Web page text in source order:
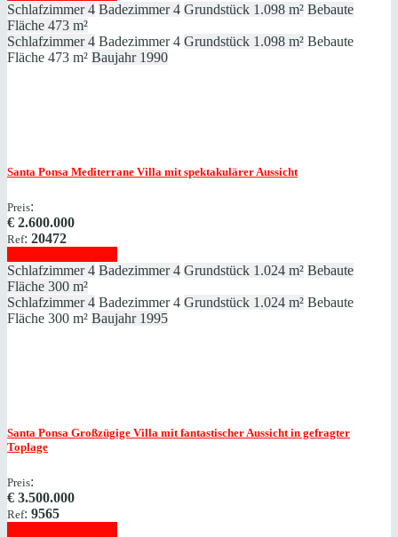
Schlafzimmer 4 Badezimmer 4 Grundstück 1.098 m² Bebaute
Fläche 473 m²
Schlafzimmer 4 Badezimmer 4 Grundstück 1.098 m² Bebaute
Fläche 473 m² Baujahr 1990
Santa Ponsa Mediterrane Villa mit spektakulärer Aussicht
Preis:
€ 2.600.000
Ref: 20472
Schlafzimmer 4 Badezimmer 4 Grundstück 1.024 m² Bebaute
Fläche 300 m²
Schlafzimmer 4 Badezimmer 4 Grundstück 1.024 m² Bebaute
Fläche 300 m² Baujahr 1995
Santa Ponsa Großzügige Villa mit fantastischer Aussicht in gefragter
Toplage
Preis:
€ 3.500.000
Ref: 9565